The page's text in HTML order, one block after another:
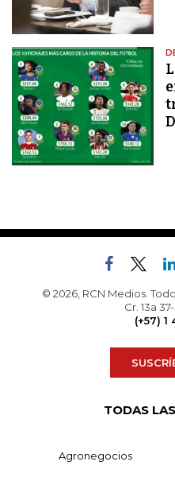
© 2026, RCN Medios.
Cr. 13a
(+57)
TODAS
Agronegocios